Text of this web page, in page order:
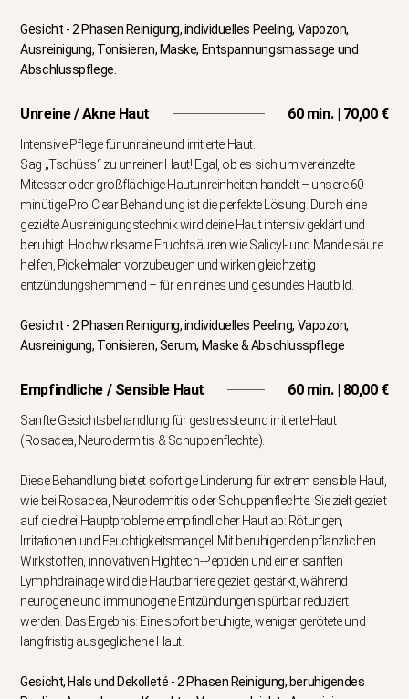
Gesicht - 2 Phasen Reinigung, individuelles Peeling, Vapozon,
Ausreinigung, Tonisieren, Maske, Entspannungsmassage und
Abschlusspflege.
Unreine / Akne Haut 60 min. | 70,00 €
Intensive Pflege für unreine und irritierte Haut.
Sag „Tschüss“ zu unreiner Haut! Egal, ob es sich um vereinzelte
Mitesser oder großflächige Hautunreinheiten handelt – unsere 60-
minütige Pro Clear Behandlung ist die perfekte Lösung. Durch eine
gezielte Ausreinigungstechnik wird deine Haut intensiv geklärt und
beruhigt. Hochwirksame Fruchtsäuren wie Salicyl- und Mandelsäure
helfen, Pickelmalen vorzubeugen und wirken gleichzeitig
entzündungshemmend – für ein reines und gesundes Hautbild.
Gesicht - 2 Phasen Reinigung, individuelles Peeling, Vapozon,
Ausreinigung, Tonisieren, Serum, Maske & Abschlusspflege
Empfindliche / Sensible Haut 60 min. | 80,00 €
Sanfte Gesichtsbehandlung für gestresste und irritierte Haut
(Rosacea, Neurodermitis & Schuppenflechte).
Diese Behandlung bietet sofortige Linderung für extrem sensible Haut,
wie bei Rosacea, Neurodermitis oder Schuppenflechte. Sie zielt gezielt
auf die drei Hauptprobleme empfindlicher Haut ab: Rötungen,
Irritationen und Feuchtigkeitsmangel. Mit beruhigenden pflanzlichen
Wirkstoffen, innovativen Hightech-Peptiden und einer sanften
Lymphdrainage wird die Hautbarriere gezielt gestärkt, während
neurogene und immunogene Entzündungen spürbar reduziert
werden. Das Ergebnis: Eine sofort beruhigte, weniger gerötete und
langfristig ausgeglichene Haut.
Gesicht, Hals und Dekolleté - 2 Phasen Reinigung, beruhigendes